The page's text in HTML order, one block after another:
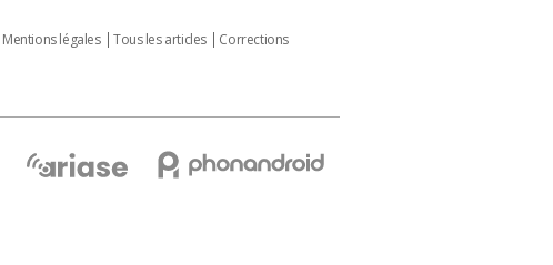
Mentions légales Tous les articles
Corrections